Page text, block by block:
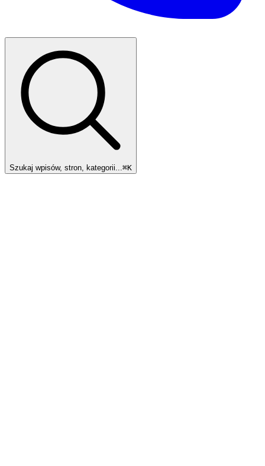
Szukaj wpisów, stron, kategorii...⌘K